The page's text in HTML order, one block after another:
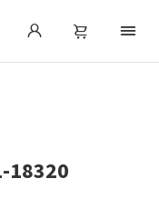
18320